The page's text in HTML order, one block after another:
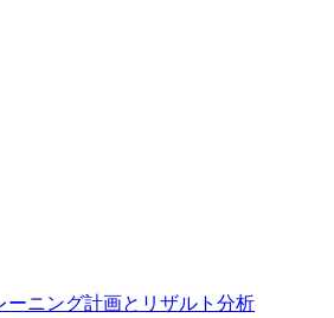
ーニング計画とリザルト分析